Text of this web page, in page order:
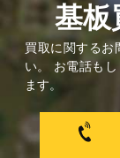
基板
買取に関するお
い。 お電話も
ます。